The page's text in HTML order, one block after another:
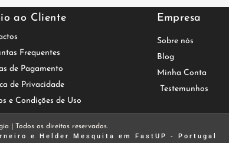
ao Cliente Empresa
Frequentes
de Pagamento
de Privacidade
e Condições de Uso
Sobre nós
Blog
Minha Conta
Testemunhos
| Todos os direitos reservados.
e Helder Mesquita em FastUP - Portugal